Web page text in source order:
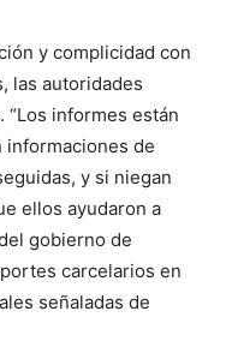
y complicidad con
las autoridades
“Los informes están
informaciones de
y si niegan
ellos ayudaron a
gobierno de
carcelarios en
señaladas de